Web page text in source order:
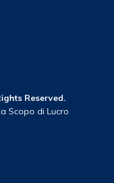
Reserved.
Scopo di Lucro